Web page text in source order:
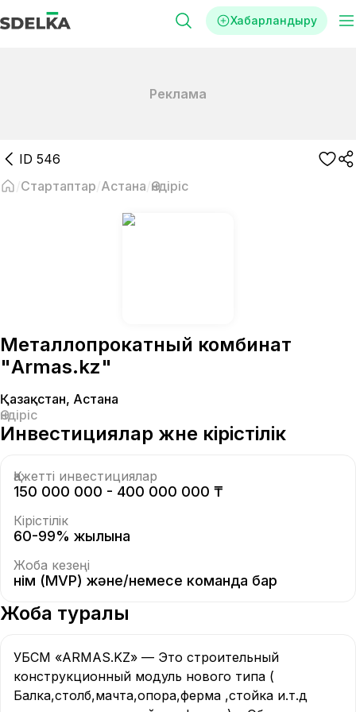
Хабарландыру
Реклама
ID 546
Стартаптар Астана Өндіріс
Металлопрокатный комбинат
"Armas.kz"
Қазақстан, Астана
Өндіріс
Инвестициялар және кірістілік
Қажетті инвестициялар
150 000 000 - 400 000 000 ₸
Кірістілік
60-99% жылына
Жоба кезеңі
Өнім (MVP) және/немесе команда бар
Жоба туралы
УБСМ «ARMAS.KZ» — Это строительный
конструкционный модуль нового типа (
Балка,столб,мачта,опора,ферма ,стойка и.т.д